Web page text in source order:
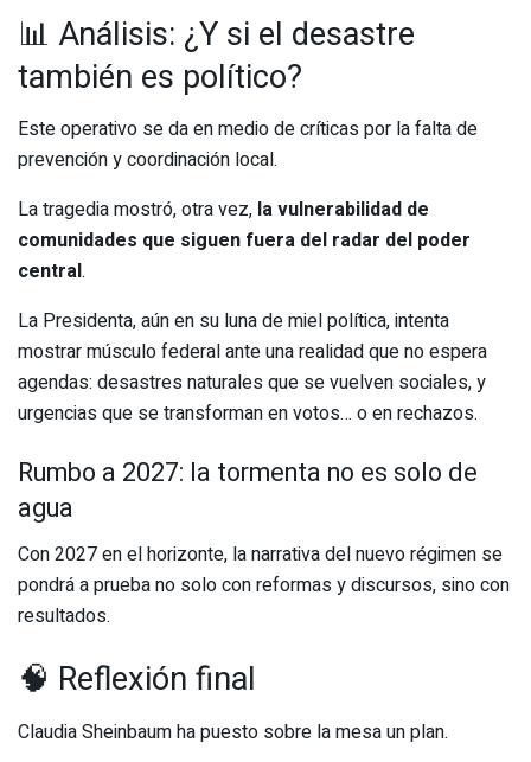
📊 Análisis: ¿Y si el desastre
también es político?
Este operativo se da en medio de críticas por la falta de
prevención y coordinación local.
La tragedia mostró, otra vez, la vulnerabilidad de
comunidades que siguen fuera del radar del poder
central.
La Presidenta, aún en su luna de miel política, intenta
mostrar músculo federal ante una realidad que no espera
agendas: desastres naturales que se vuelven sociales, y
urgencias que se transforman en votos… o en rechazos.
Rumbo a 2027: la tormenta no es solo de
agua
Con 2027 en el horizonte, la narrativa del nuevo régimen se
pondrá a prueba no solo con reformas y discursos, sino con
resultados.
🧠 Reflexión final
Claudia Sheinbaum ha puesto sobre la mesa un plan.